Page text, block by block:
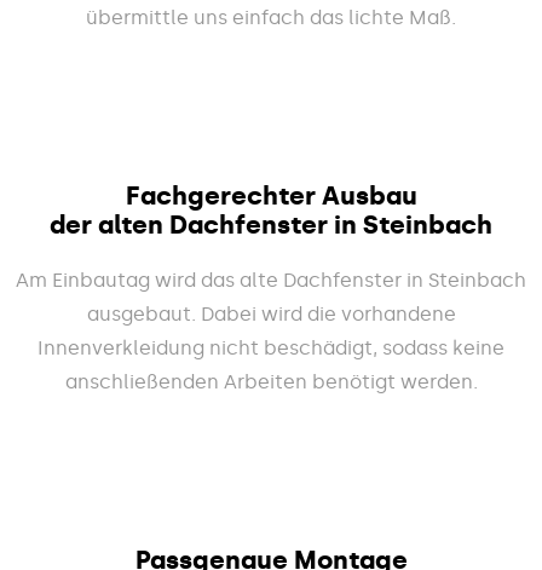
übermittle uns einfach das lichte Maß.
Fachgerechter Ausbau
der alten Dachfenster in Steinbach
Am Einbautag wird das alte Dachfenster in Steinbach
ausgebaut. Dabei wird die vorhandene
Innenverkleidung nicht beschädigt, sodass keine
anschließenden Arbeiten benötigt werden.
Passgenaue Montage